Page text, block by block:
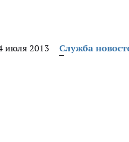
июля 2013
Служба